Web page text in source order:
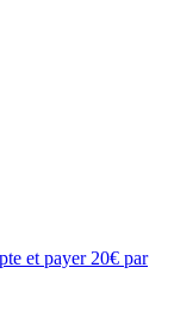
et payer 20€ par